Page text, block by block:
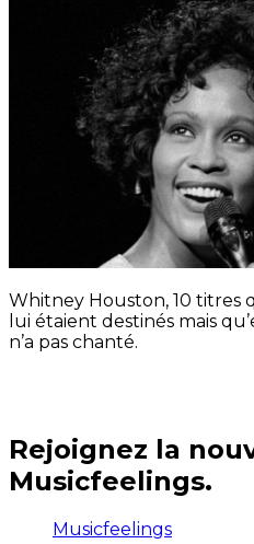
Whitney Houston, 10 titres
lui étaient destinés mais
n’a pas chanté.
Rejoignez la
Musicfeelings.
Musicfeelings